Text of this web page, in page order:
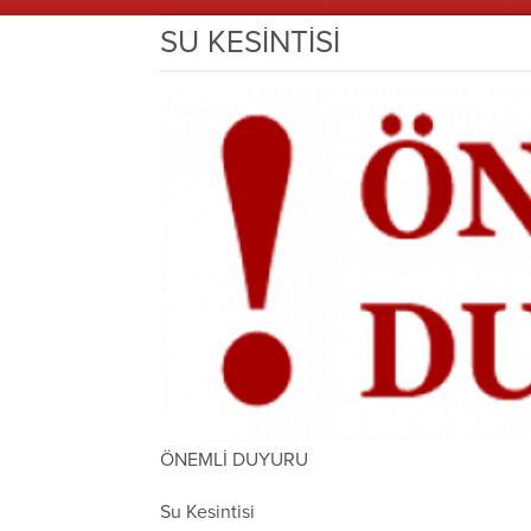
SU KESİNTİSİ
ÖNEMLİ DUYURU
Su Kesintisi